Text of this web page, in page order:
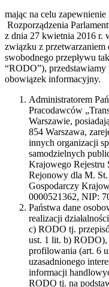
mając na celu
Rozporządzenia
z dnia 27 kwietnia 2016 r.
związku z
swobodnego przepływu
“RODO”), przedstawiamy
obowiązek informacyjny.
Administratorem
Pracodawców
Warszawie,
854 Warszawa,
innych organizacji
samodzielnych
Krajowego Rejestru
Rejonowy dla M.
Gospodarczy
0000521362, NIP:
Państwa dane
realizacji
c) RODO tj.
ust. 1 lit. b) RODO),
profilowania (art. 6
uzasadnionego
informacji
RODO tj. na